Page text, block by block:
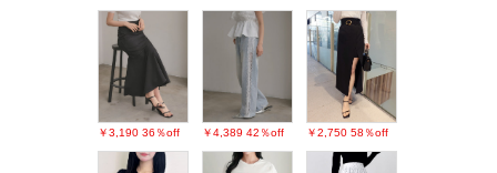
￥3,190 36％off ￥4,389 42％off ￥2,750 58％off